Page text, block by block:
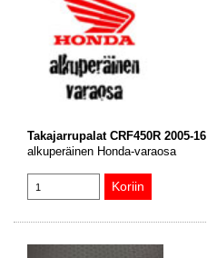
Takajarrupalat CRF450R 2005-16
alkuperäinen Honda-varaosa